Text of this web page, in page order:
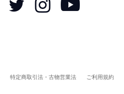
特定商取引法・古物営業法 ご利用規約